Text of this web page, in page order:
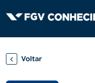
Voltar